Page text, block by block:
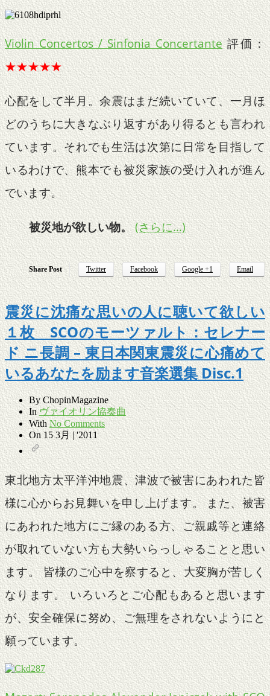
Violin Concertos / Sinfonia Concertante評価：
★★★★★
心配をして半月。余震はまだ続いていて、一月ほ
どのうちに大きなぶり返すがあり得るとも言われ
ています。それでも生活は次第に日常を目指して
いるわけで、熊本でも被災家族の受け入れが進ん
でいます。
被災地が欲しい物。(さらに…)
Share Post Twitter Facebook Google +1 Email
震災に沈痛な思いの人に聴いて欲しい
１枚 SCOのモーツァルト：セレナー
ド ニ長調 – 東日本関東震災に心痛めて
いるあなたを励ます音楽選集 Disc.1
ByChopinMagazine
In ヴァイオリン協奏曲
With No Comments
On15 3月 | '2011
東北地方太平洋沖地震、津波で被害にあわれた皆
様に心からお見舞いを申し上げます。 また、被害
にあわれた地方にご縁のある方、ご親戚等と連絡
が取れていない方も大勢いらっしゃることと思い
ます。 皆様のご心中を察すると、大変胸が苦しく
なります。 いろいろとご心配もあると思います
が、安全確保に努め、ご無理をされないようにと
願っています。